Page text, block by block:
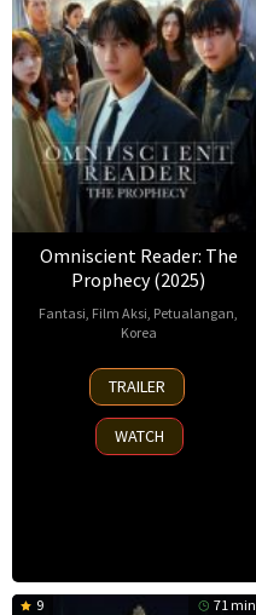
Omniscient Reader: The
Prophecy (2025)
Fantasi, Film Aksi, Petualangan,
Korea
23
Jul
2025
Kim
Byung-
woo
TRAILER
WATCH
9 71 min